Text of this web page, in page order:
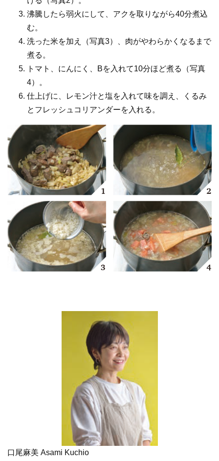
沸騰したら弱火にして、アクを取りながら40分煮込
む。
洗った米を加え（写真3）、肉がやわらかくなるまで
煮る。
トマト、にんにく、Bを入れて10分ほど煮る（写真
4）。
仕上げに、レモン汁と塩を入れて味を調え、くるみ
とフレッシュコリアンダーを入れる。
口尾麻美 Asami Kuchio